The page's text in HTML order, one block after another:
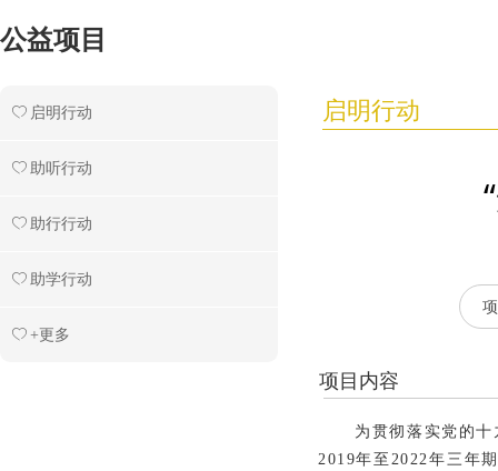
启明行动
公益项目
ꄀ 启明行动
ꄀ 助听行动
ꄀ 助行行动
ꄀ 助学行动
ꄀ +更多
为贯彻落实党的
2019年至2022年三年
项目内容